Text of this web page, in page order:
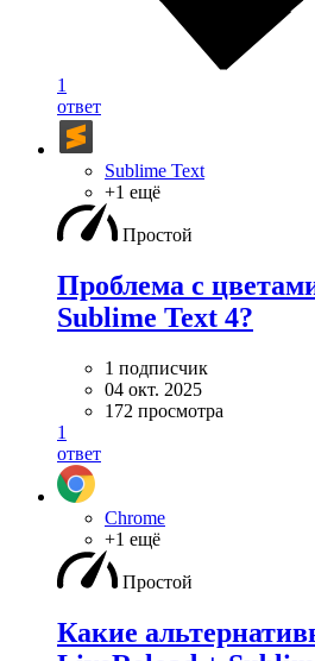
1
ответ
Sublime Text
+1 ещё
Простой
Проблема с
Sublime Text 4?
1 подписчик
04 окт. 2025
172 просмотра
1
ответ
Chrome
+1 ещё
Простой
Какие